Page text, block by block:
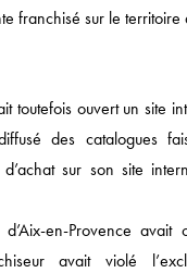
franchisé sur le territoire
toutefois ouvert un site
des catalogues
sur son site
en-Provence
avait violé